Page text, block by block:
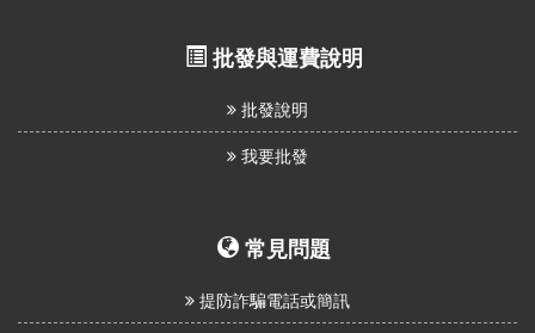
批發與運費說明
批發說明
我要批發
常見問題
提防詐騙電話或簡訊